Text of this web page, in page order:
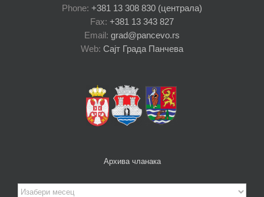
Phone: +381 13 308 830 (централа)
Fax: +381 13 343 827
Email: grad@pancevo.rs
Web: Сајт Града Панчева
Архива чланака
Архива